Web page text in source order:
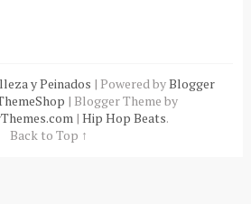
y Peinados | Powered byBlogger
| Blogger Theme by
| Hip Hop Beats.
Back to Top ↑